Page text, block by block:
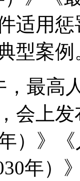
适用
型案例
最高人
会上
）》
年）